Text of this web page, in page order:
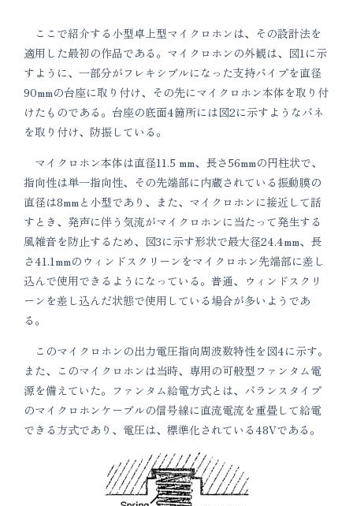
ここで紹介する小型卓上型マイクロホンは、その設計法を
適用した最初の作品である。マイクロホンの外観は、図1に示
すように、一部分がフレキシブルになった支持パイプを直径
90mmの台座に取り付け、その先にマイクロホン本体を取り付
けたものである。台座の底面4箇所には図2に示すようなバネ
を取り付け、防振している。
マイクロホン本体は直径11.5 mm、長さ56mmの円柱状で、
指向性は単一指向性、その先端部に内蔵されている振動膜の
直径は8mmと小型であり、また、マイクロホンに接近して話
すとき、発声に伴う気流がマイクロホンに当たって発生する
風雑音を防止するため、図3に示す形状で最大径24.4mm、長
さ41.1mmのウィンドスクリーンをマイクロホン先端部に差し
込んで使用できるようになっている。普通、ウィンドスクリ
ーンを差し込んだ状態で使用している場合が多いようであ
る。
このマイクロホンの出力電圧指向周波数特性を図4に示す。
また、このマイクロホンは当時、専用の可般型ファンタム電
源を備えていた。ファンタム給電方式とは、バランスタイプ
のマイクロホンケーブルの信号線に直流電流を重畳して給電
できる方式であり、電圧は、標準化されている48Vである。